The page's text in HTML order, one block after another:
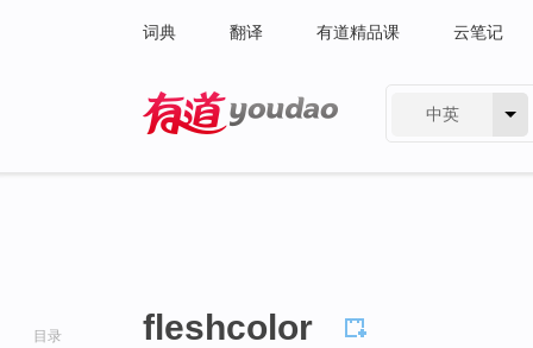
词典 翻译 有道精品课 云笔记
中英
目录 fleshcolor